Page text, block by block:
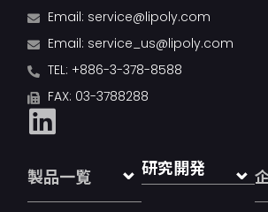
Email: service@lipoly.com
Email: service_us@lipoly.com
TEL: +886-3-378-8588
FAX: 03-3788288
製品一覧 研究開発